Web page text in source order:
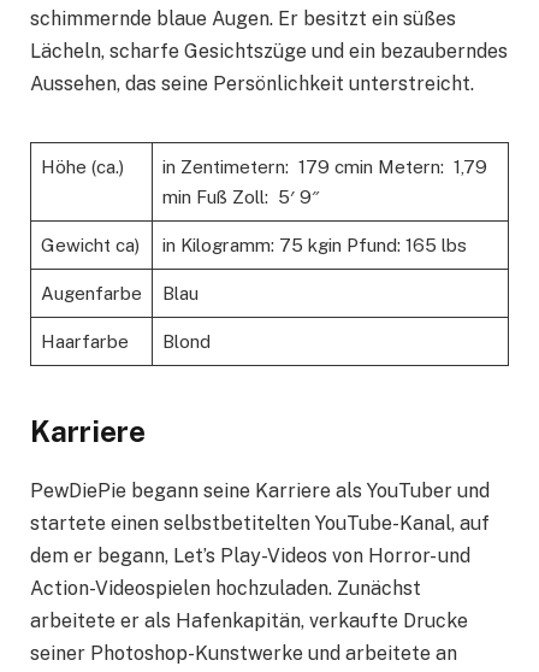
schimmernde blaue Augen. Er besitzt ein süßes
Lächeln, scharfe Gesichtszüge und ein bezauberndes
Aussehen, das seine Persönlichkeit unterstreicht.
Höhe (ca.)
in Zentimetern: 179 cmin Metern: 1,79
min Fuß Zoll: 5′ 9″
Gewicht ca) in Kilogramm: 75 kgin Pfund: 165 lbs
Augenfarbe Blau
Haarfarbe Blond
Karriere
PewDiePie begann seine Karriere als YouTuber und
startete einen selbstbetitelten YouTube-Kanal, auf
dem er begann, Let’s Play-Videos von Horror- und
Action-Videospielen hochzuladen. Zunächst
arbeitete er als Hafenkapitän, verkaufte Drucke
seiner Photoshop-Kunstwerke und arbeitete an